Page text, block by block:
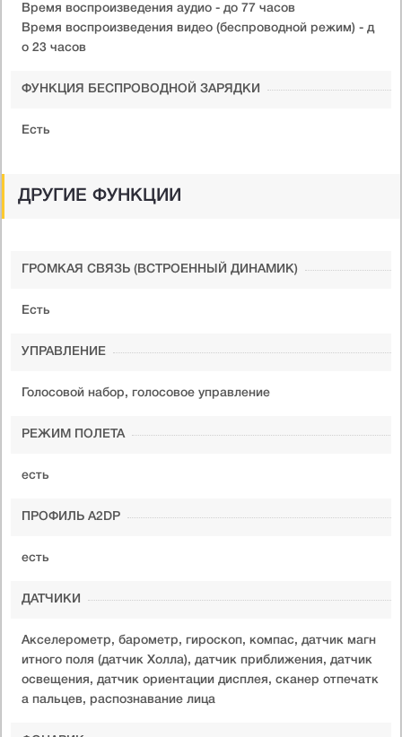
Время воспроизведения аудио - до 77 часов
Время воспроизведения видео (беспроводной режим) - д
о 23 часов
ФУНКЦИЯ БЕСПРОВОДНОЙ ЗАРЯДКИ
Есть
ДРУГИЕ ФУНКЦИИ
ГРОМКАЯ СВЯЗЬ (ВСТРОЕННЫЙ ДИНАМИК)
Есть
УПРАВЛЕНИЕ
Голосовой набор, голосовое управление
РЕЖИМ ПОЛЕТА
есть
ПРОФИЛЬ A2DP
есть
ДАТЧИКИ
Акселерометр, барометр, гироскоп, компас, датчик магн
итного поля (датчик Холла), датчик приближения, датчик
освещения, датчик ориентации дисплея, сканер отпечатк
а пальцев, распознавание лица